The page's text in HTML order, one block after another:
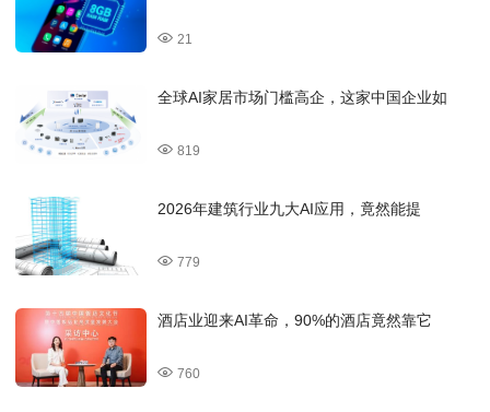
21
全球AI家居市场门槛高企，这家中国企业如
819
2026年建筑行业九大AI应用，竟然能提
779
酒店业迎来AI革命，90%的酒店竟然靠它
760